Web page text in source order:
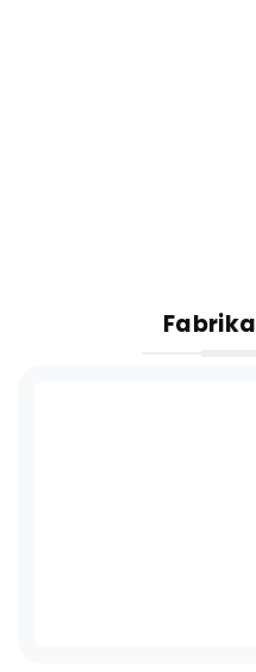
Fabrika